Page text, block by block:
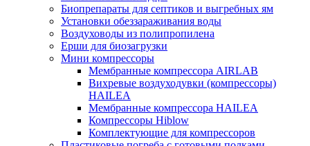
Биопрепараты для септиков и выгребных ям
Установки обеззараживания воды
Воздуховоды из полипропилена
Ерши для биозагрузки
Мини компрессоры
Мембранные компрессора AIRLAB
Вихревые воздуходувки (компрессоры)
HAILEA
Мембранные компрессора HAILEA
Компрессоры Hiblow
Комплектующие для компрессоров